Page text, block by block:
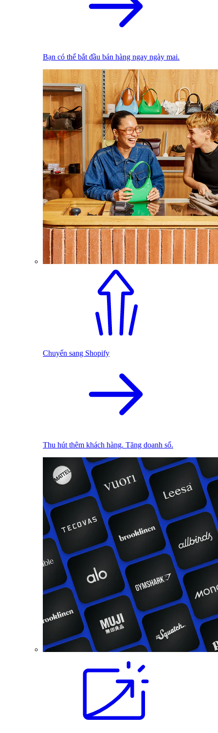
Bạn có thể bắt đầu bán hàng ngay ngày mai.
Chuyển sang Shopify
Thu hút thêm khách hàng. Tăng doanh số.